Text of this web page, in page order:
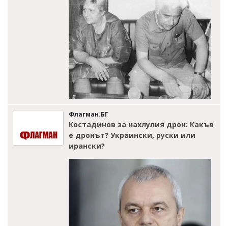
Флагман.БГ
Костадинов за нахлулия дрон: Какъв
е дронът? Украински, руски или
ирански?